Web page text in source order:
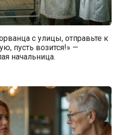
с улицы, отправьте к
пусть возится!» —
начальница.